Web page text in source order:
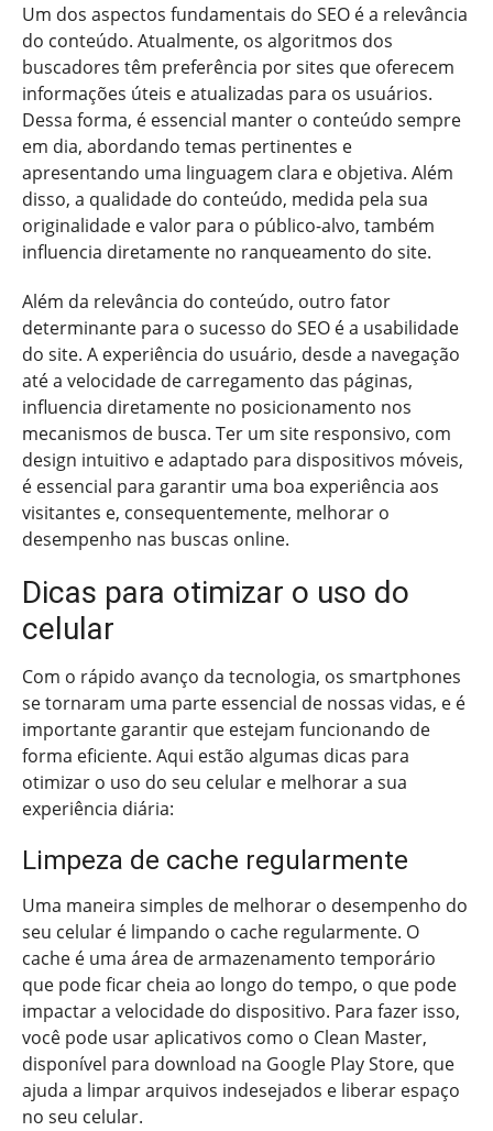
Um dos aspectos fundamentais do SEO é a relevância
do conteúdo. Atualmente, os algoritmos dos
buscadores têm preferência por sites que oferecem
informações úteis e atualizadas para os usuários.
Dessa forma, é essencial manter o conteúdo sempre
em dia, abordando temas pertinentes e
apresentando uma linguagem clara e objetiva. Além
disso, a qualidade do conteúdo, medida pela sua
originalidade e valor para o público-alvo, também
influencia diretamente no ranqueamento do site.
Além da relevância do conteúdo, outro fator
determinante para o sucesso do SEO é a usabilidade
do site. A experiência do usuário, desde a navegação
até a velocidade de carregamento das páginas,
influencia diretamente no posicionamento nos
mecanismos de busca. Ter um site responsivo, com
design intuitivo e adaptado para dispositivos móveis,
é essencial para garantir uma boa experiência aos
visitantes e, consequentemente, melhorar o
desempenho nas buscas online.
Dicas para otimizar o uso do
celular
Com o rápido avanço da tecnologia, os smartphones
se tornaram uma parte essencial de nossas vidas, e é
importante garantir que estejam funcionando de
forma eficiente. Aqui estão algumas dicas para
otimizar o uso do seu celular e melhorar a sua
experiência diária:
Limpeza de cache regularmente
Uma maneira simples de melhorar o desempenho do
seu celular é limpando o cache regularmente. O
cache é uma área de armazenamento temporário
que pode ficar cheia ao longo do tempo, o que pode
impactar a velocidade do dispositivo. Para fazer isso,
você pode usar aplicativos como o Clean Master,
disponível para download na Google Play Store, que
ajuda a limpar arquivos indesejados e liberar espaço
no seu celular.